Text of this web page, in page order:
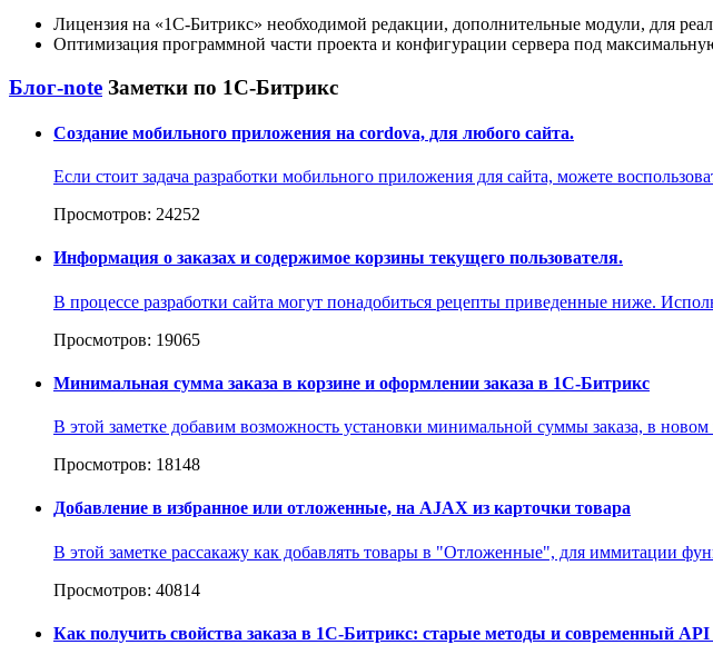
Лицензия на 1С-Битрикс
необходимой редакции, дополнительные модули, для
Оптимизация программной части проекта и конфигурации сервера под
Блог-note Заметки по 1С-Битрикс
Создание мобильного приложения на cordova, для любого сайта.
Если стоит задача разработки мобильного приложения для сайта, можете
Просмотров: 24252
Информация о заказах и содержимое корзины текущего пользователя.
В процессе разработки сайта могут понадобиться рецепты приведенные ниже.
Просмотров: 19065
Минимальная сумма заказа в корзине и оформлении заказа в 1С-Битрикс
В этой заметке добавим возможность установки минимальной суммы заказа, в
Просмотров: 18148
Добавление в избранное или отложенные, на AJAX из карточки товара
В этой заметке рассакажу как добавлять товары в "Отложенные", для иммитации
Просмотров: 40814
Как получить свойства заказа в 1С-Битрикс: старые методы и современный API